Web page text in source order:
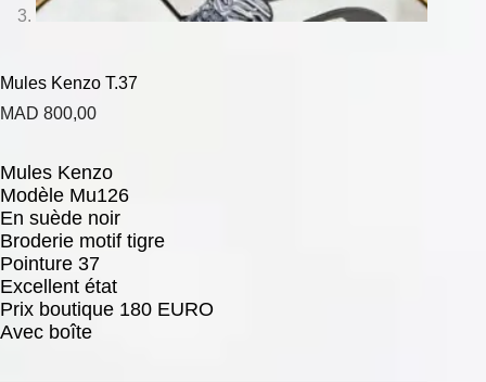
Mules Kenzo T.37
MAD 800,00
Mules Kenzo
Modèle Mu126
En suède noir
Broderie motif tigre
Pointure 37
Excellent état
Prix boutique 180 EURO
Avec boîte